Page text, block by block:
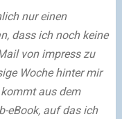
nur einen
dass ich noch keine
von impress zu
Woche hinter mir
aus dem
eBook, auf das ich